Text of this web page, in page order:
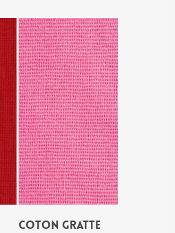
COTON GRATTE